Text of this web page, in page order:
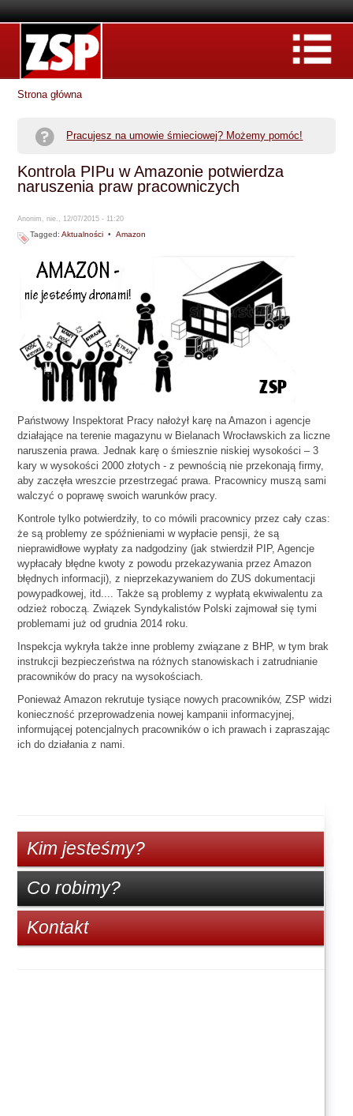
Strona główna
Pracujesz na umowie śmieciowej? Możemy pomóc!
Kontrola PIPu w Amazonie potwierdza
naruszenia praw pracowniczych
Anonim, nie., 12/07/2015 - 11:20
Tagged:Aktualności •Amazon
Państwowy Inspektorat Pracy nałożył karę na Amazon i agencje
działające na terenie magazynu w Bielanach Wrocławskich za liczne
naruszenia prawa. Jednak karę o śmiesznie niskiej wysokości – 3
kary w wysokości 2000 złotych - z pewnością nie przekonają firmy,
aby zaczęła wreszcie przestrzegać prawa. Pracownicy muszą sami
walczyć o poprawę swoich warunków pracy.
Kontrole tylko potwierdziły, to co mówili pracownicy przez cały czas:
że są problemy ze spóźnieniami w wypłacie pensji, że są
nieprawidłowe wypłaty za nadgodziny (jak stwierdził PIP, Agencje
wypłacały błędne kwoty z powodu przekazywania przez Amazon
błędnych informacji), z nieprzekazywaniem do ZUS dokumentacji
powypadkowej, itd.... Także są problemy z wypłatą ekwiwalentu za
odzież roboczą. Związek Syndykalistów Polski zajmował się tymi
problemami już od grudnia 2014 roku.
Inspekcja wykryła także inne problemy związane z BHP, w tym brak
instrukcji bezpieczeństwa na różnych stanowiskach i zatrudnianie
pracowników do pracy na wysokościach.
Ponieważ Amazon rekrutuje tysiące nowych pracowników, ZSP widzi
konieczność przeprowadzenia nowej kampanii informacyjnej,
informującej potencjalnych pracowników o ich prawach i zapraszając
ich do działania z nami.
Kim jesteśmy?
Co robimy?
Kontakt